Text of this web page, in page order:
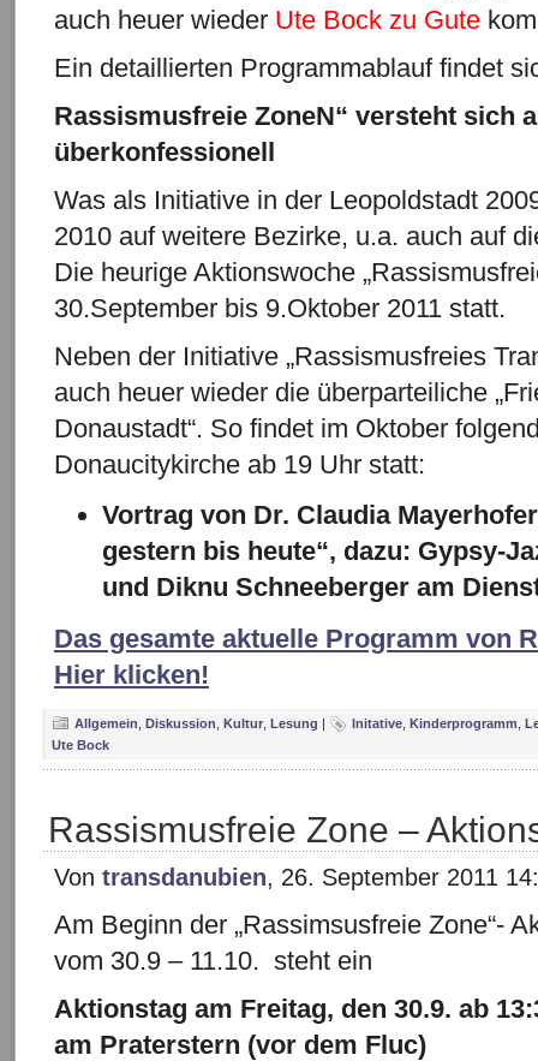
auch heuer wieder Ute Bock zu Gute
Ein detaillierten Programmablauf findet
Rassismusfreie ZoneN“ versteht sich
überkonfessionell
Was als Initiative in der Leopoldstadt
2010 auf weitere Bezirke, u.a. auch auf
Die heurige Aktionswoche
30.September bis 9.Oktober 2011 statt.
Neben der Initiative „Rassismusfreies
auch heuer wieder die überparteiliche
Donaustadt“. So findet im Oktober
Donaucitykirche ab 19 Uhr statt:
Vortrag von Dr. Claudia
gestern bis heute“, dazu: Gypsy-
und Diknu Schneeberger am
Das gesamte aktuelle Programm von
Hier klicken!
Allgemein Diskussion Kultur Lesung | Initative Kinderprogramm
Ute Bock
Rassismusfreie Zone –
Von transdanubien, 26. September 2011
Am Beginn der „Rassimsusfreie Zone“-
vom 30.9 – 11.10. steht ein
Aktionstag am Freitag, den 30.9. ab
am Praterstern (vor dem Fluc)